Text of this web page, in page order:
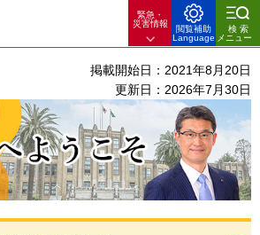
緊急・
災害情報
閲覧補助
Language
検索
メニュー
掲載開始日：2021年8月20日
更新日：2026年7月30日